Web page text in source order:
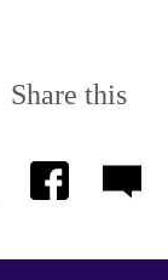
Share this